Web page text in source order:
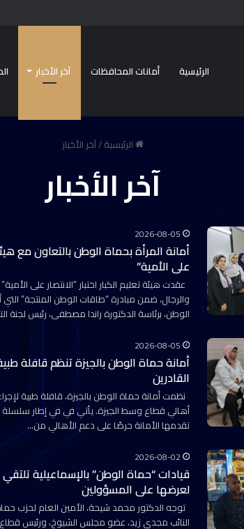
الرئيسية أمانات المحافظات آخر الأخبار
الرئيسية/آخر الأخبار
آخر الأخبار
2026-08-05
أمانة المرأة بحماة الوطن بالتعاون مع
على الأمية”
عقدت هيئة تعليم الكبار اختبار “الانتصار على
والرجال، ضمن مبادرة “طاقات الوطن المنتجة” التي
الوطن، برئاسة الدكتورة راندا مصطفى، رئيس لجنة
2026-08-05
أمانة حماة الوطن بالجيزة تنظم قافلة
القادرين
أهالي قطاع وسط الجيزة. يأتي في في إطار سلسلة
تقدمها الأمانة حرصًا على دعم الأهالي من…
2026-08-02
قيادات “حماة الوطن” بالإسماعيلية
لعرضها على المسؤولين
توجه الدكتور محمد شيحة، الأمين العام لحزب
النائب مجدي زيد، عضو مجلس الشيوخ، ورئيس قطاع